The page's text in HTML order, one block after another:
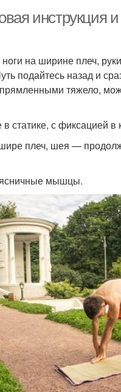
инструкция
на ширине плеч,
подайтесь назад и
тяжело,
статике, с фиксацией
плеч, шея —
мышцы.